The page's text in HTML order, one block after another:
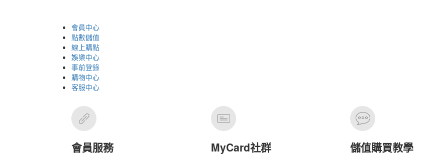
會員中心
點數儲值
線上購點
娛樂中心
事前登錄
購物中心
客服中心
會員服務 MyCard社群 儲值購買教學